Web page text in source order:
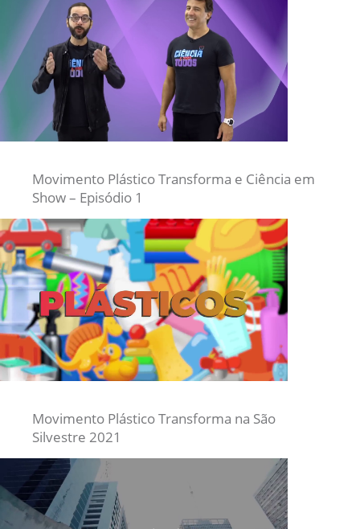
Movimento Plástico Transforma e Ciência em
Show – Episódio 1
Movimento Plástico Transforma na São
Silvestre 2021